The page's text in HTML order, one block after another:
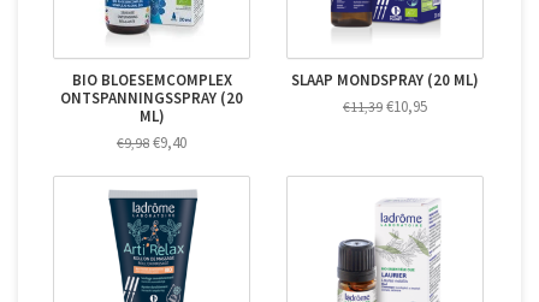
BIO BLOESEMCOMPLEX
ONTSPANNINGSSPRAY (20
ML)
€9,98 €9,40
SLAAP MONDSPRAY (20 ML)
€11,39 €10,95